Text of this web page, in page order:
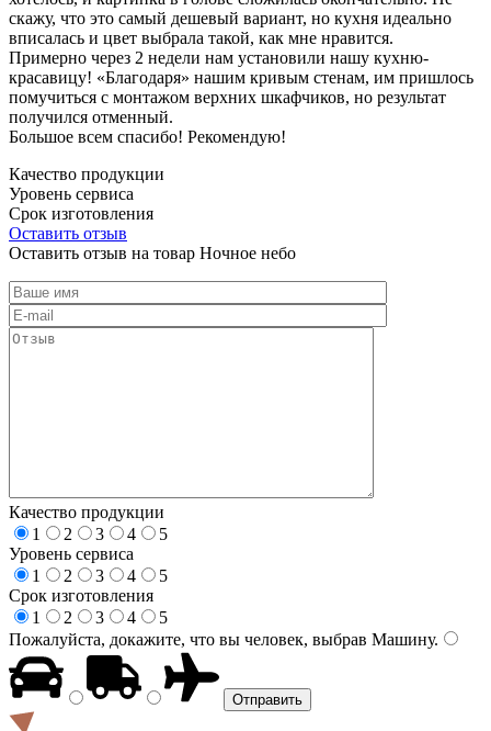
скажу, что это самый дешевый вариант, но кухня идеально
вписалась и цвет выбрала такой, как мне нравится.
Примерно через 2 недели нам установили нашу кухню-
красавицу! «Благодаря» нашим кривым стенам, им пришлось
помучиться с монтажом верхних шкафчиков, но результат
получился отменный.
Большое всем спасибо! Рекомендую!
Качество продукции
Уровень сервиса
Срок изготовления
Оставить отзыв
Оставить отзыв на товар Ночное небо
Качество продукции
1
2 3 4
5
Уровень сервиса
1
2 3 4
5
Срок изготовления
1
2 3 4
5
Пожалуйста, докажите, что вы человек, выбрав Машину.